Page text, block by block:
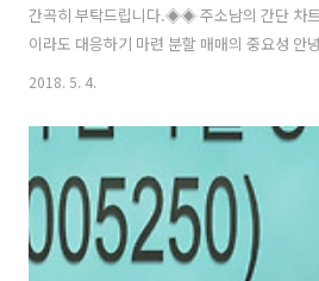
간곡히 부탁드립니다.◈◈ 주소남의 간단 차
이라도 대응하기 마련 분할 매매의 중요성 안
는 남자 주소남 입니다. 이번 시간에 소개해드
녹십자홀딩스의 우선주로 본주인 녹십자홀딩
간단 차트 분석[ㄴ]] - 주소남의 녹십자홀딩스
분석[지주사] 2018/05/04 - [신나는 주식공부/
소남의 녹십자엠에스(142280) 주가 간단 차트
2018. 5. 4.